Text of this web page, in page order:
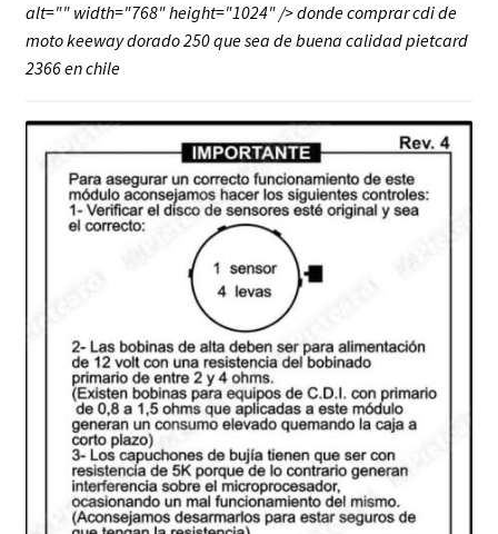
alt="" width="768" height="1024" /> donde comprar cdi de
moto keeway dorado 250 que sea de buena calidad pietcard
2366 en chile